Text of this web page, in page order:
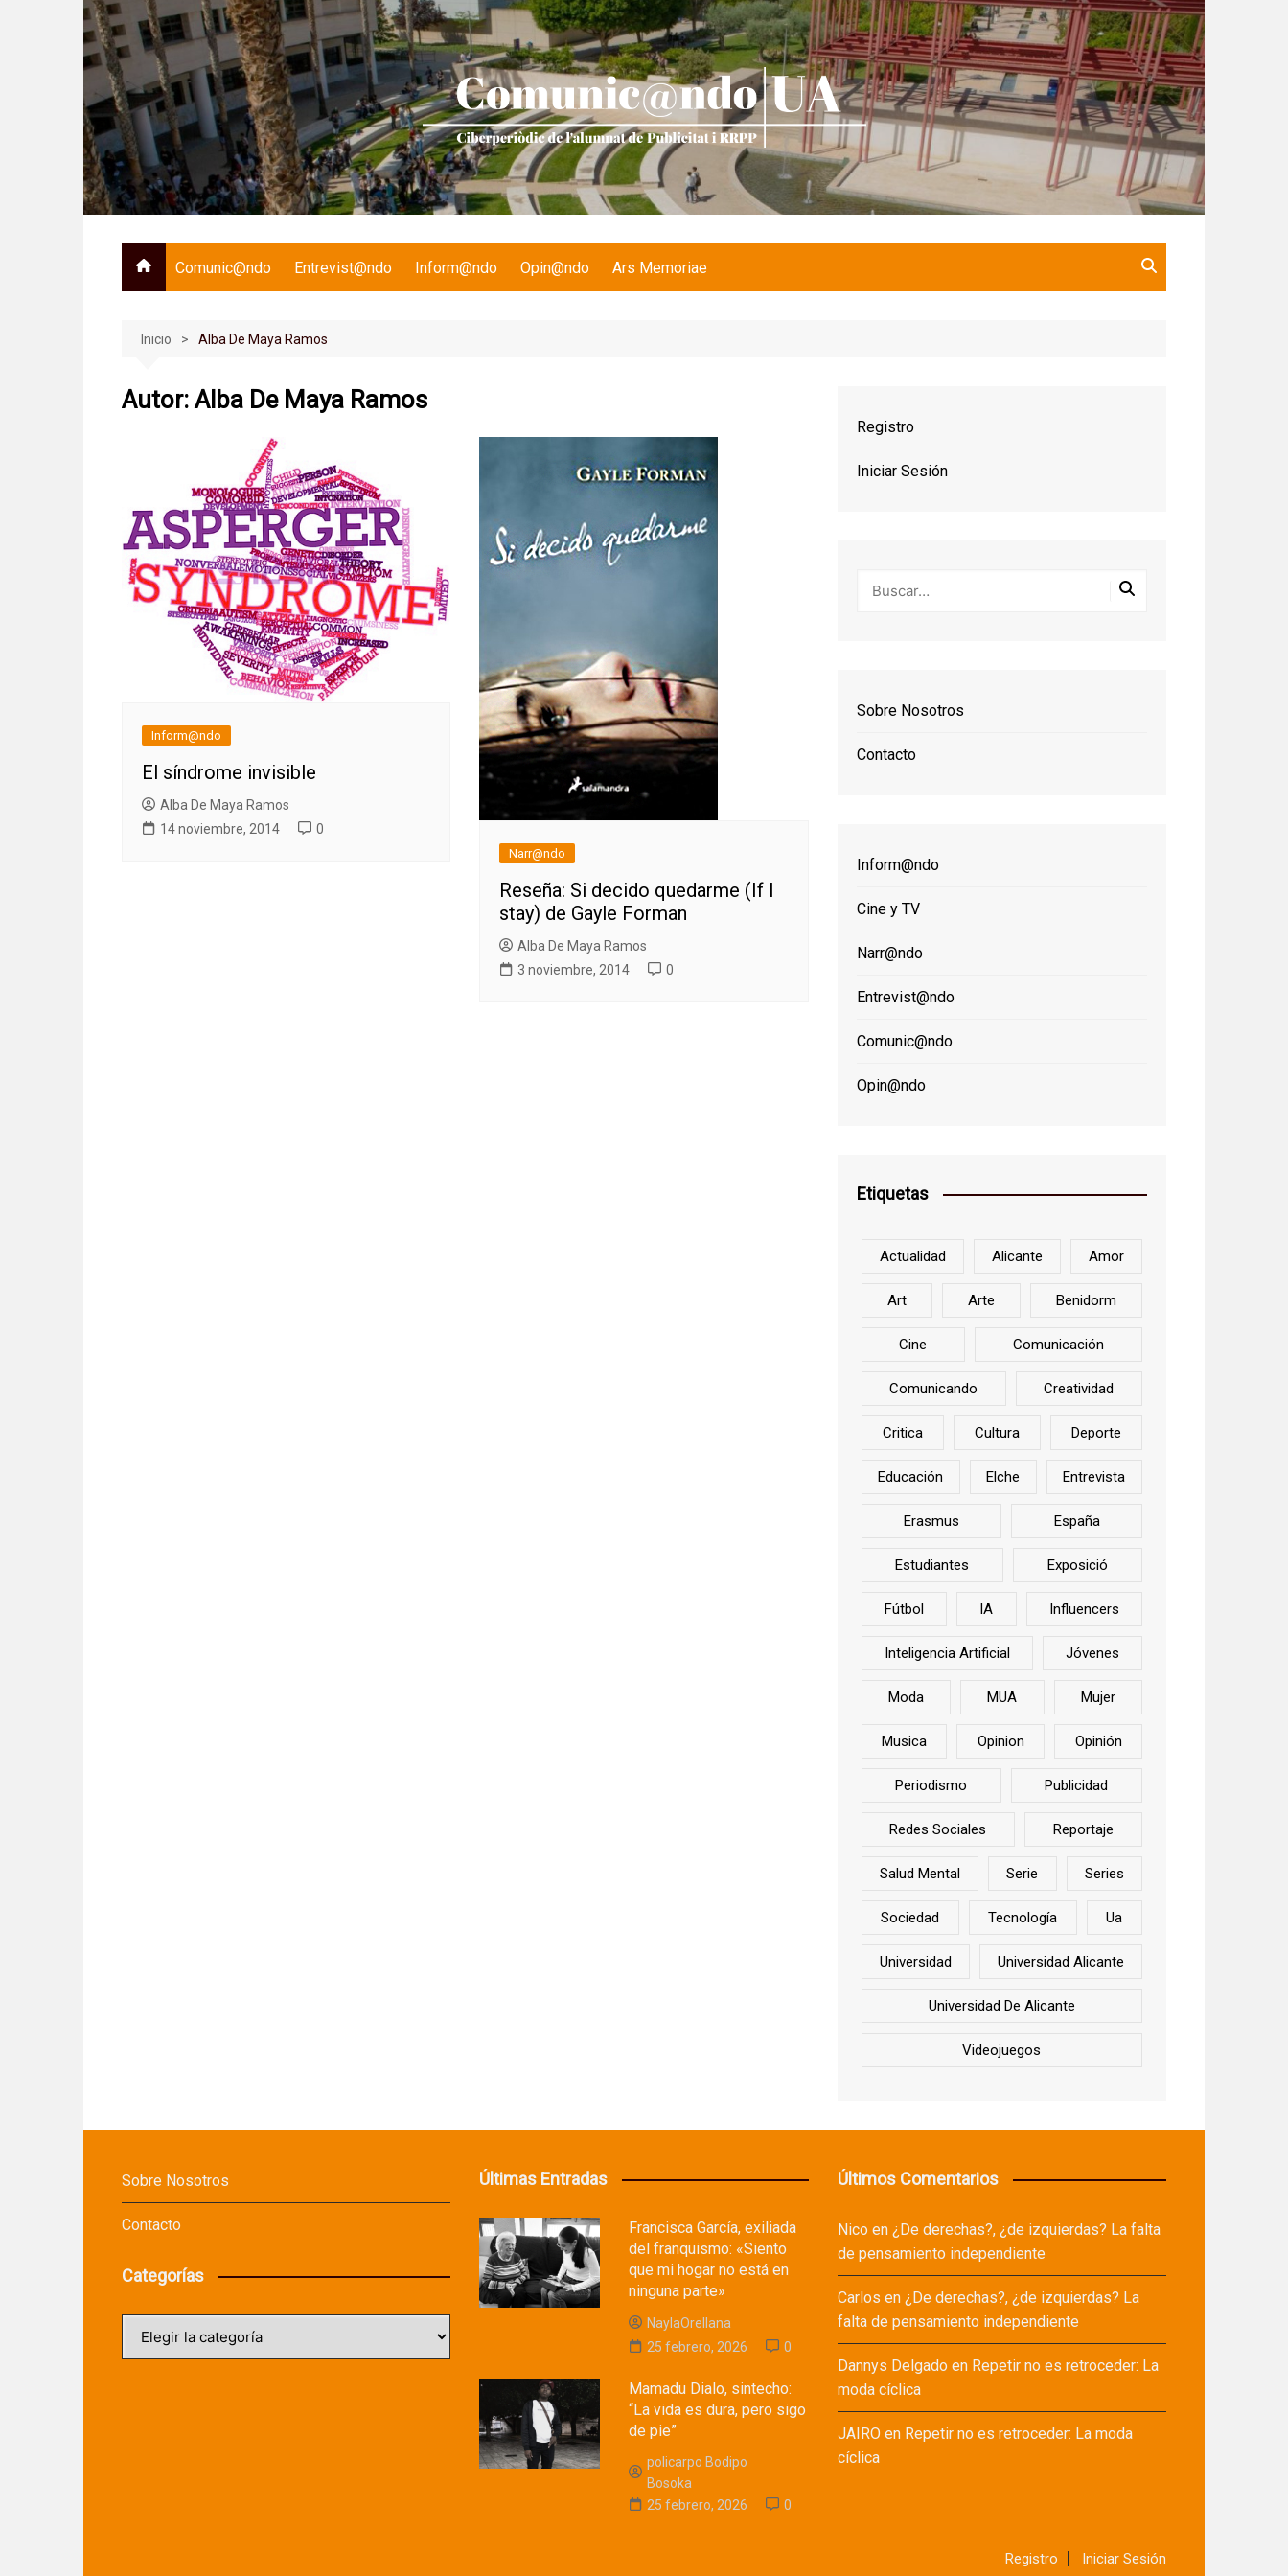
Comunic@ndo Entrevist@ndo Inform@ndo Opin@ndo Ars Memoriae
Inicio Alba De Maya Ramos
Autor:Alba De Maya Ramos
Inform@ndo
El síndrome invisible
Alba De Maya Ramos
14 noviembre, 2014
0
Narr@ndo
Reseña: Si decido quedarme (If I
stay) de Gayle Forman
Alba De Maya Ramos
3 noviembre, 2014
0
Registro
Iniciar Sesión
Sobre Nosotros
Contacto
Inform@ndo
Cine y TV
Narr@ndo
Entrevist@ndo
Comunic@ndo
Opin@ndo
Etiquetas
Actualidad Alicante Amor
Art Arte Benidorm
Cine Comunicación
Comunicando Creatividad
Critica Cultura Deporte
Educación Elche Entrevista
Erasmus España
Estudiantes Exposició
Fútbol IA Influencers
Inteligencia Artificial Jóvenes
Moda MUA Mujer
Musica Opinion Opinión
Periodismo Publicidad
Redes Sociales Reportaje
Salud Mental Serie Series
Sociedad Tecnología Ua
Universidad Universidad Alicante
Universidad De Alicante
Videojuegos
Sobre Nosotros
Contacto
Categorías
Últimas Entradas
Francisca García, exiliada
del franquismo: «Siento
que mi hogar no está en
ninguna parte»
NaylaOrellana
25 febrero, 2026
0
Mamadu Dialo, sintecho:
“La vida es dura, pero sigo
de pie”
policarpo Bodipo
Bosoka
25 febrero, 2026
0
Últimos Comentarios
Nicoen ¿De derechas?, ¿de izquierdas? La falta
de pensamiento independiente
Carlos en ¿De derechas?, ¿de izquierdas? La
falta de pensamiento independiente
Dannys Delgadoen Repetir no es retroceder: La
moda cíclica
JAIROen Repetir no es retroceder: La moda
cíclica
Registro Iniciar Sesión